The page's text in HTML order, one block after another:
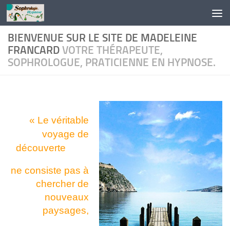
Skip to content
BIENVENUE SUR LE SITE DE MADELEINE
FRANCARD VOTRE THÉRAPEUTE,
SOPHROLOGUE, PRATICIENNE EN HYPNOSE.
« Le véritable
voyage de
découverte
ne consiste pas à
chercher de
nouveaux
paysages,